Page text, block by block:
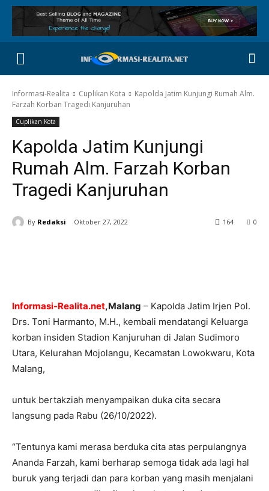
Informasi-Realita Cuplikan Kota
Kapolda Jatim Kunjungi Rumah Alm.
Farzah Korban Tragedi Kanjuruhan
Cuplikan Kota
Kapolda Jatim Kunjungi
Rumah Alm. Farzah Korban
Tragedi Kanjuruhan
By Redaksi Oktober 27, 2022 0
164
Informasi-Realita.net,Malang – Kapolda Jatim Irjen Pol.
Drs. Toni Harmanto, M.H., kembali mendatangi Keluarga
korban insiden Stadion Kanjuruhan di Jalan Sudimoro
Utara, Kelurahan Mojolangu, Kecamatan Lowokwaru, Kota
Malang,
untuk bertakziah menyampaikan duka cita secara
langsung pada Rabu (26/10/2022).
“Tentunya kami merasa berduka cita atas perpulangnya
Ananda Farzah, kami berharap semoga tidak ada lagi hal
buruk yang terjadi dan para korban yang masih menjalani